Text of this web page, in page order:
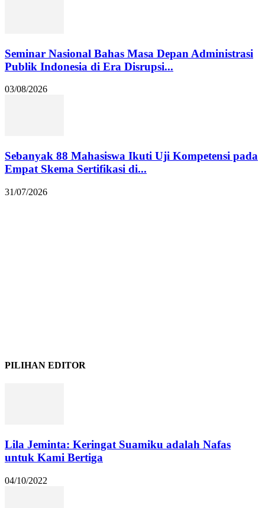
Seminar Nasional Bahas Masa Depan Administrasi
Publik Indonesia di Era Disrupsi...
03/08/2026
Sebanyak 88 Mahasiswa Ikuti Uji Kompetensi pada
Empat Skema Sertifikasi di...
31/07/2026
PILIHAN EDITOR
Lila Jeminta: Keringat Suamiku adalah Nafas
untuk Kami Bertiga
04/10/2022